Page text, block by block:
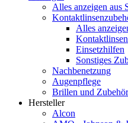
Alles anzeigen aus
Alles
Einsetzhilfen
Sonstiges
Nachbenetzung
Augenpflege
Brillen und Zubehör
Hersteller
Alcon